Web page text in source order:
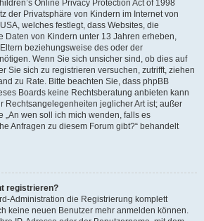
Online Privacy Protection Act of 1998
der Privatsphäre von Kindern im Internet von
welches festlegt, dass Websites, die
Daten von Kindern unter 13 Jahren erheben,
beziehungsweise des oder der
Wenn Sie sich unsicher sind, ob dies auf
Sie sich zu registrieren versuchen, zutrifft, ziehen
zu Rate. Bitte beachten Sie, dass phpBB
Boards keine Rechtsberatung anbieten kann
Rechtsangelegenheiten jeglicher Art ist; außer
„An wen soll ich mich wenden, falls es
Anfragen zu diesem Forum gibt?“ behandelt
registrieren?
Administration die Registrierung komplett
keine neuen Benutzer mehr anmelden können.